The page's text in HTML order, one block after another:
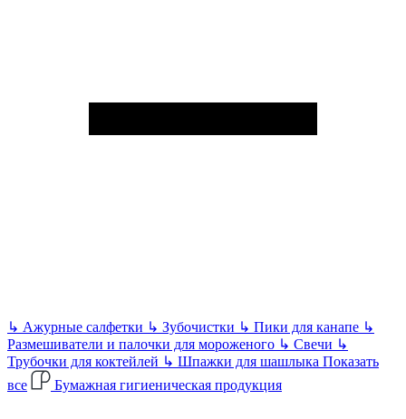
↳ Ажурные салфетки ↳ Зубочистки ↳ Пики для канапе ↳
Размешиватели и палочки для мороженого ↳ Свечи ↳
Трубочки для коктейлей ↳ Шпажки для шашлыка Показать
все
Бумажная гигиеническая продукция